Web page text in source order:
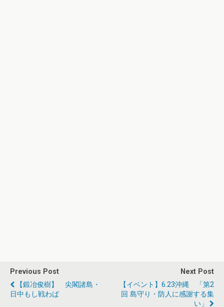
Previous Post
【鍛冶俊樹】 尖閣諸島・
日中もし戦わば
Next Post
【イベント】6.23沖縄 「第2
回 島守り・防人に感謝する集
い」